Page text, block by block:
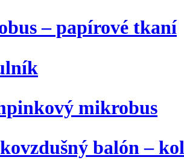
– papírové tkaní
mikrobus
balón –